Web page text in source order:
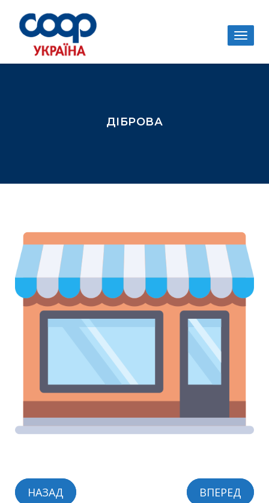
ДІБРОВА
НАЗАД ВПЕРЕД